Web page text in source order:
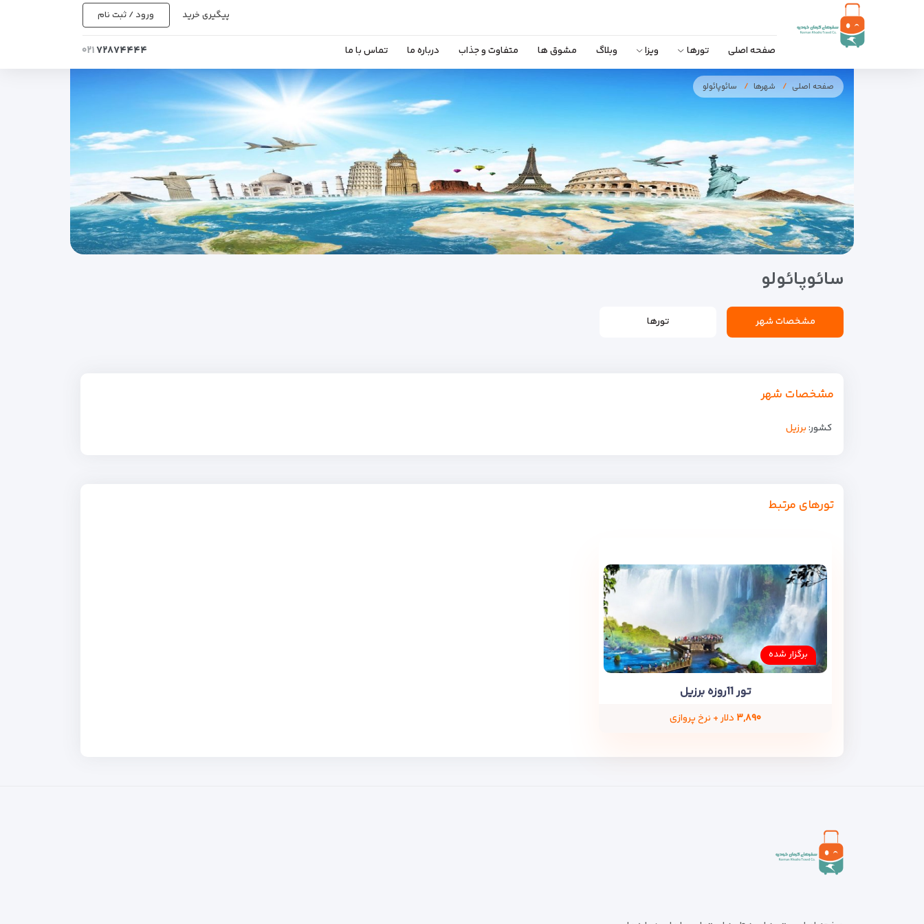
پیگیری خرید ورود / ثبت نام
صفحه اصلی تورها ویزا وبلاگ مشوق ها متفاوت و جذاب درباره ما تماس با ما ۷۲۸۷۴۴۴۴۰۲۱
صفحه اصلی شهرها سائوپائولو
سائوپائولو
مشخصات شهر تورها
مشخصات شهر
کشور:برزیل
تورهای مرتبط
برگزار شده
تور 11روزه برزیل
۳,۸۹۰ دلار + نرخ پروازی